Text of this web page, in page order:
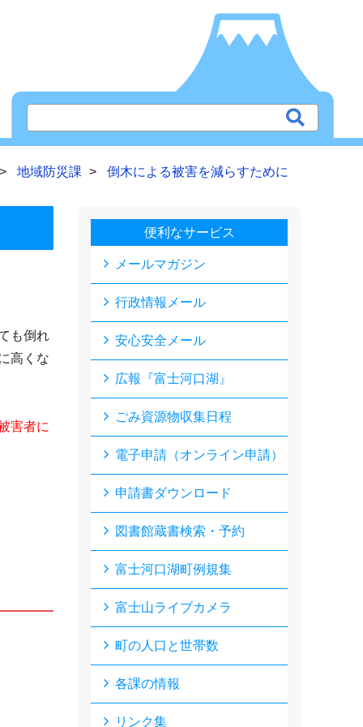
地域防災課 倒木による被害を減らすために
も倒れ
高くな
害者に
便利なサービス
メールマガジン
行政情報メール
安心安全メール
広報『富士河口湖』
ごみ資源物収集日程
電子申請（オンライン申請）
申請書ダウンロード
図書館蔵書検索・予約
富士河口湖町例規集
富士山ライブカメラ
町の人口と世帯数
各課の情報
リンク集